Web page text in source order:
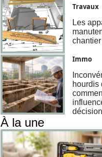
Travaux
Les
chantier
Immo
hourdis
À la une